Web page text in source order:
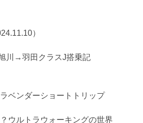
）
川→羽田クラスJ搭乗記
ベンダーショートトリップ
ウルトラウォーキングの世界